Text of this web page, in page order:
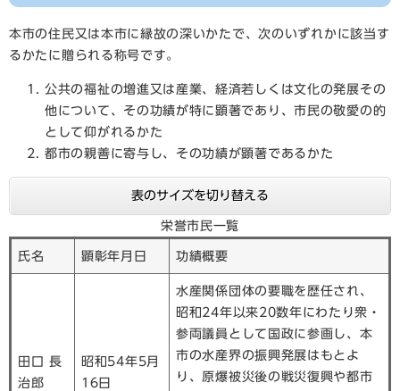
本市の住民又は本市に縁故の深いかたで、次のいずれかに該当す
るかたに贈られる称号です。
公共の福祉の増進又は産業、経済若しくは文化の発展その
他について、その功績が特に顕著であり、市民の敬愛の的
として仰がれるかた
都市の親善に寄与し、その功績が顕著であるかた
表のサイズを切り替える
栄誉市民一覧
氏名 顕彰年月日 功績概要
田口 長
治郎
昭和54年5月
16日
水産関係団体の要職を歴任され、
昭和24年以来20数年にわたり衆・
参両議員として国政に参画し、本
市の水産界の振興発展はもとよ
り、原爆被災後の戦災復興や都市